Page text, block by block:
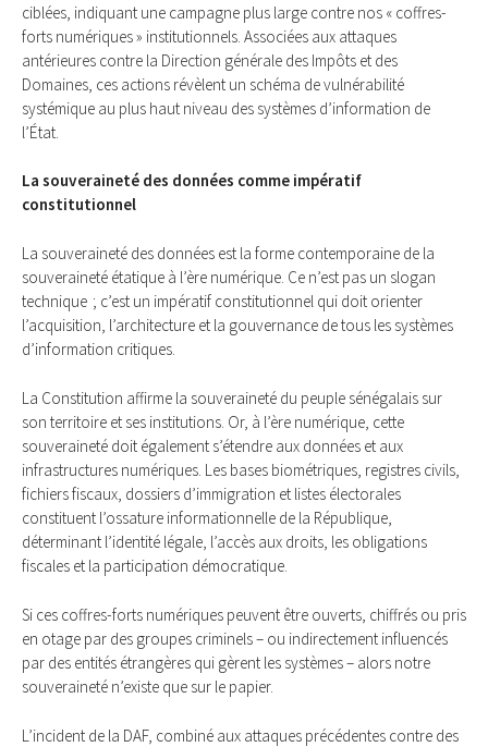
ciblées, indiquant une campagne plus large contre nos « coffres-
forts numériques » institutionnels. Associées aux attaques
antérieures contre la Direction générale des Impôts et des
Domaines, ces actions révèlent un schéma de vulnérabilité
systémique au plus haut niveau des systèmes d’information de
l’État.
La souveraineté des données comme impératif
constitutionnel
La souveraineté des données est la forme contemporaine de la
souveraineté étatique à l’ère numérique. Ce n’est pas un slogan
technique ; c’est un impératif constitutionnel qui doit orienter
l’acquisition, l’architecture et la gouvernance de tous les systèmes
d’information critiques.
La Constitution affirme la souveraineté du peuple sénégalais sur
son territoire et ses institutions. Or, à l’ère numérique, cette
souveraineté doit également s’étendre aux données et aux
infrastructures numériques. Les bases biométriques, registres civils,
fichiers fiscaux, dossiers d’immigration et listes électorales
constituent l’ossature informationnelle de la République,
déterminant l’identité légale, l’accès aux droits, les obligations
fiscales et la participation démocratique.
Si ces coffres-forts numériques peuvent être ouverts, chiffrés ou pris
en otage par des groupes criminels – ou indirectement influencés
par des entités étrangères qui gèrent les systèmes – alors notre
souveraineté n’existe que sur le papier.
L’incident de la DAF, combiné aux attaques précédentes contre des